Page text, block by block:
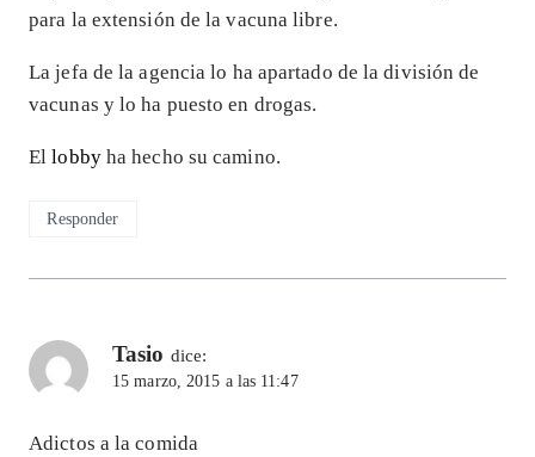
para la extensión de la vacuna libre.
La jefa de la agencia lo ha apartado de la división de
vacunas y lo ha puesto en drogas.
Ellobby ha hecho su camino.
Responder
Tasio dice:
15 marzo, 2015 a las 11:47
Adictos a la comida